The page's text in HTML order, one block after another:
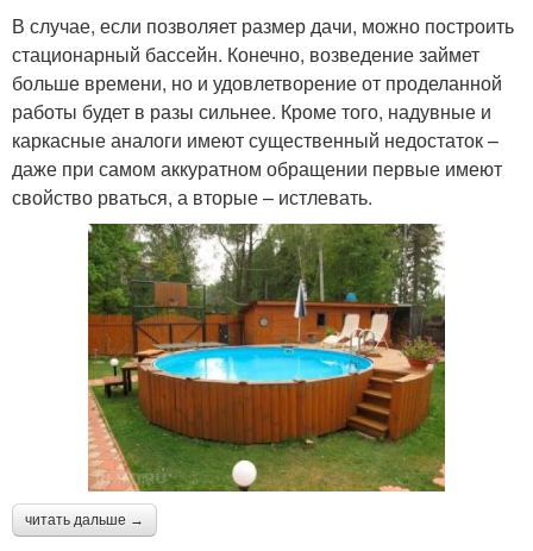
В случае, если позволяет размер дачи, можно построить
стационарный бассейн. Конечно, возведение займет
больше времени, но и удовлетворение от проделанной
работы будет в разы сильнее. Кроме того, надувные и
каркасные аналоги имеют существенный недостаток –
даже при самом аккуратном обращении первые имеют
свойство рваться, а вторые – истлевать.
читать дальше →